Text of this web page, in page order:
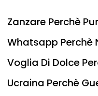
Zanzare Perchè
Whatsapp Perchè
Voglia Di Dolce
Ucraina Perchè